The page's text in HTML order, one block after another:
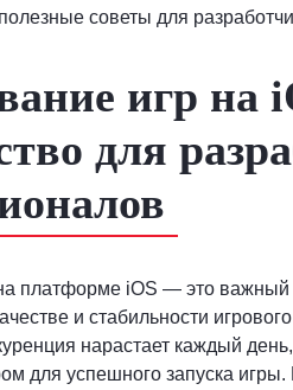
советы для
игр на
для
платформе iOS — это важный
и стабильности
нарастает каждый
для успешного запуска